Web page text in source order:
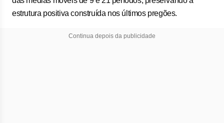
estrutura positiva construída nos últimos pregões.
Continua depois da publicidade